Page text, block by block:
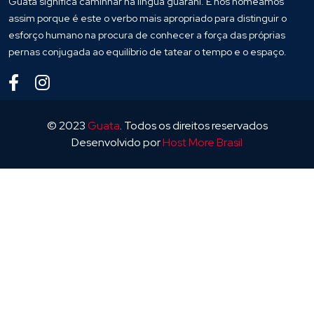
assim porque é este o verbo mais apropriado para distinguir o
esforço humano na procura de conhecer a força das próprias
pernas conjugada ao equilíbrio de tatear o tempo e o espaço.
© 2023Guata. Todos os direitos reservados
Desenvolvido porHost More Brasil